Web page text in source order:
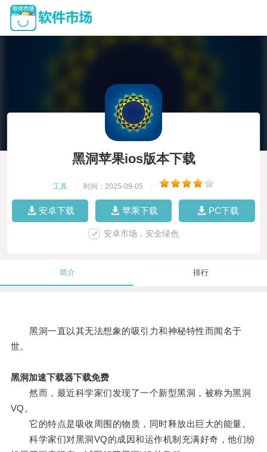
黑洞苹果ios版本下载
工具 时间：2025-09-05
安卓下载 苹果下载 PC下载
安卓市场，安全绿色
简介 排行
黑洞一直以其无法想象的吸引力和神秘特性而闻名于
世。
黑洞加速下载器下载免费
然而，最近科学家们发现了一个新型黑洞，被称为黑洞
VQ。
它的特点是吸收周围的物质，同时释放出巨大的能量。
科学家们对黑洞VQ的成因和运作机制充满好奇，他们纷